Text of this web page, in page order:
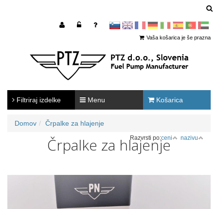
sl en francoščina
Nemščina
Italijanščina
Španščina
PortugalArabščina
Vaša košarica je še prazna
Filtriraj izdelke Menu Košarica
Domov Črpalke za hlajenje
Razvrsti po:ceni nazivu
Črpalke za hlajenje